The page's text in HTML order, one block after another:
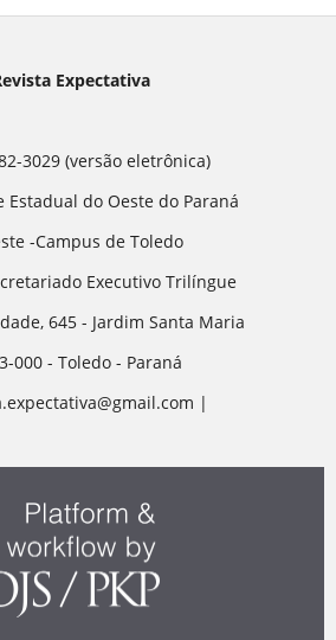
Expectativa
3029 (versão eletrônica)
Estadual do Oeste do Paraná
-Campus de Toledo
Executivo Trilíngue
645 - Jardim Santa Maria
000 - Toledo - Paraná
|